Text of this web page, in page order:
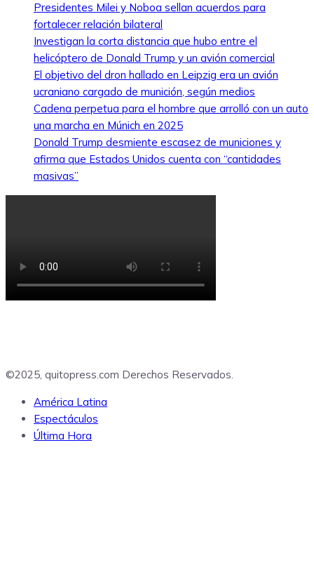
Presidentes Milei y Noboa sellan acuerdos para
fortalecer relación bilateral
Investigan la corta distancia que hubo entre el
helicóptero de Donald Trump y un avión comercial
El objetivo del dron hallado en Leipzig era un avión
ucraniano cargado de munición, según medios
Cadena perpetua para el hombre que arrolló con un auto
una marcha en Múnich en 2025
Donald Trump desmiente escasez de municiones y
afirma que Estados Unidos cuenta con “cantidades
masivas”
©2025, quitopress.com Derechos Reservados.
América Latina
Espectáculos
Última Hora